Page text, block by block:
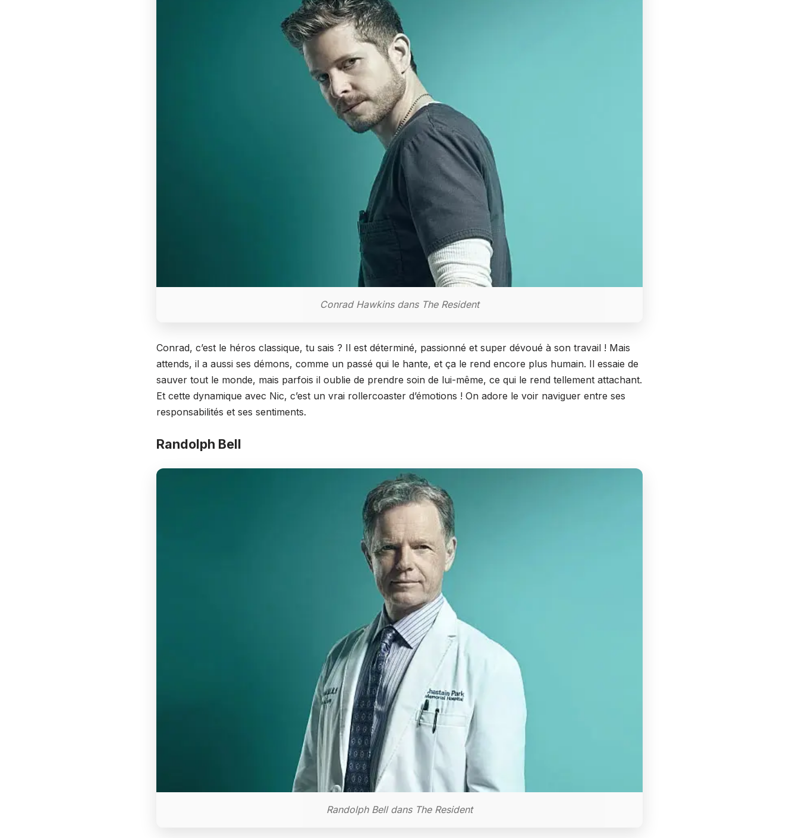
Conrad Hawkins dans The Resident
Conrad, c’est le héros classique, tu sais ? Il est déterminé, passionné et super dévoué à son travail ! Mais
attends, il a aussi ses démons, comme un passé qui le hante, et ça le rend encore plus humain. Il essaie de
sauver tout le monde, mais parfois il oublie de prendre soin de lui-même, ce qui le rend tellement attachant.
Et cette dynamique avec Nic, c’est un vrai rollercoaster d’émotions ! On adore le voir naviguer entre ses
responsabilités et ses sentiments.
Randolph Bell
Randolph Bell dans The Resident